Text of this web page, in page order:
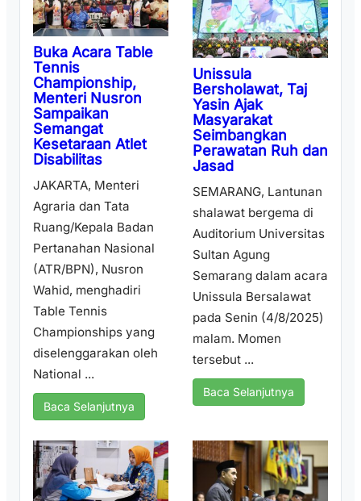
Buka Acara Table
Tennis
Championship,
Menteri Nusron
Sampaikan
Semangat
Kesetaraan Atlet
Disabilitas
JAKARTA, Menteri
Agraria dan Tata
Ruang/Kepala Badan
Pertanahan Nasional
(ATR/BPN), Nusron
Wahid, menghadiri
Table Tennis
Championships yang
diselenggarakan oleh
National ...
Baca Selanjutnya
Unissula
Bersholawat, Taj
Yasin Ajak
Masyarakat
Seimbangkan
Perawatan Ruh dan
Jasad
SEMARANG, Lantunan
shalawat bergema di
Auditorium Universitas
Sultan Agung
Semarang dalam acara
Unissula Bersalawat
pada Senin (4/8/2025)
malam. Momen
tersebut ...
Baca Selanjutnya